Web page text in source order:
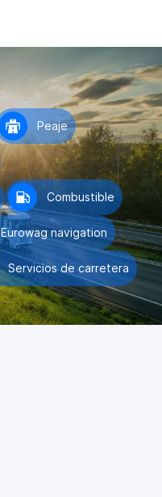
Peaje
Combustible
Eurowag navigation
Servicios de carretera